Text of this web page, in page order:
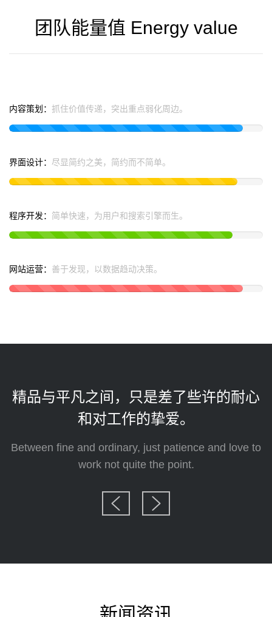
团队能量值 Energy value
内容策划： 抓住价值传递，突出重点弱化周边。
策
界面设计： 尽显简约之美，简约而不简单。
设
程序开发： 简单快速，为用户和搜索引擎而生。
开
网站运营： 善于发现，以数据趋动决策。
运
精品与平凡之间，只是差了些许的耐心
和对工作的挚爱。
Between fine and ordinary, just patience and love to
work not quite the point.